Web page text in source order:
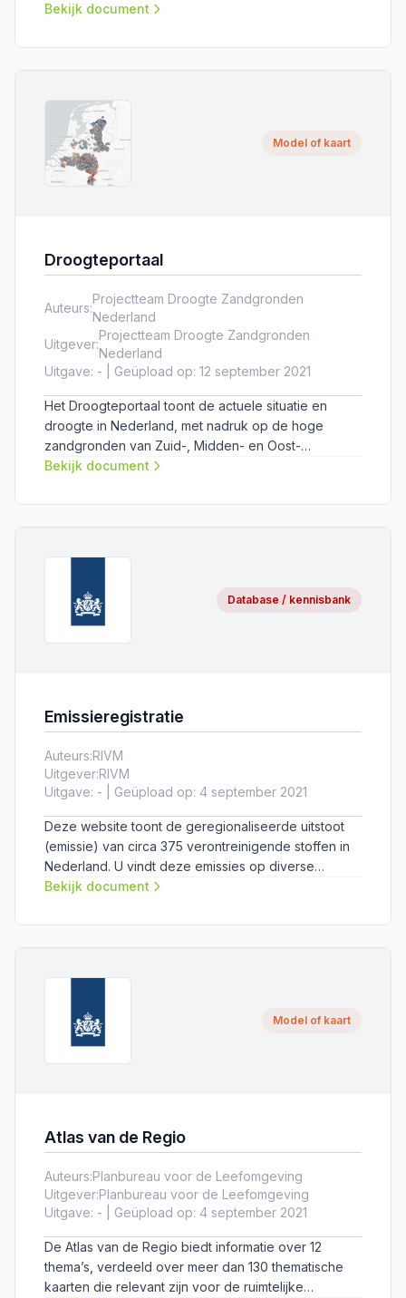
verscheidene thema's in zowel Nederland als het
Bekijk document
Model of kaart
Droogteportaal
Auteurs:
Projectteam Droogte Zandgronden
Nederland
Uitgever:
Projectteam Droogte Zandgronden
Nederland
Uitgave: - | Geüpload op: 12 september 2021
Het Droogteportaal toont de actuele situatie en
droogte in Nederland, met nadruk op de hoge
zandgronden van Zuid-, Midden- en Oost-
Nederland, voor het weer, de bodem, het
Bekijk document
Database / kennisbank
Emissieregistratie
Auteurs:RIVM
Uitgever:RIVM
Uitgave: - | Geüpload op: 4 september 2021
Deze website toont de geregionaliseerde uitstoot
(emissie) van circa 375 verontreinigende stoffen in
Nederland. U vindt deze emissies op diverse
manieren: als kaart, grafiek en tabel maar ook in de
Bekijk document
Model of kaart
Atlas van de Regio
Auteurs:Planbureau voor de Leefomgeving
Uitgever:Planbureau voor de Leefomgeving
Uitgave: - | Geüpload op: 4 september 2021
De Atlas van de Regio biedt informatie over 12
thema’s, verdeeld over meer dan 130 thematische
kaarten die relevant zijn voor de ruimtelijke